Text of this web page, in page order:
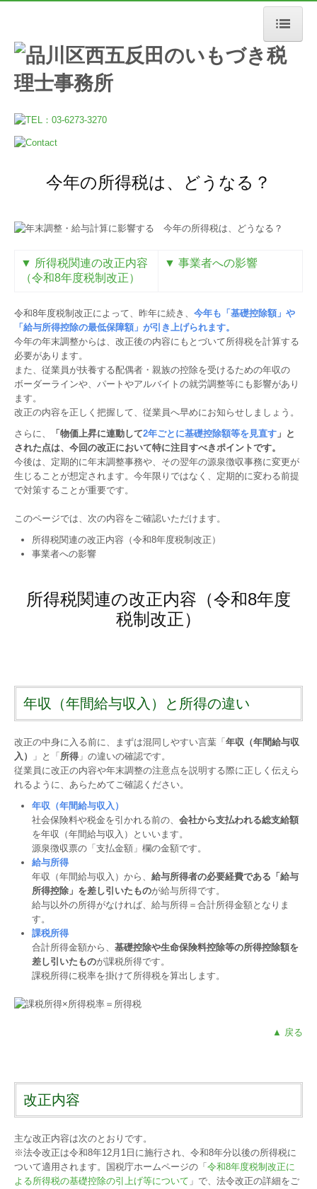
ホーム
事務所について
いもづきの想い
当事務所の強み
お客様紹介
採用情報
今年の所得税は、どうなる？
▼ 所得税関連の改正内容
（令和8年度税制改正）
▼ 事業者への影響
令和8年度税制改正によって、昨年に続き、 今年も「基礎控除額」や
「給与所得控除の最低保障額」が引き上げられます。
今年の年末調整からは、改正後の内容にもとづいて所得税を計算する
必要があります。
また、従業員が扶養する配偶者・親族の控除を受けるための年収の
ボーダーラインや、パートやアルバイトの就労調整等にも影響があり
ます。
改正の内容を正しく把握して、従業員へ早めにお知らせしましょう。
さらに、
「物価上昇に連動して2年ごとに基礎控除額等を見直す 」と
された点は、今回の改正において特に注目すべきポイントです。
今後は、定期的に年末調整事務や、その翌年の源泉徴収事務に変更が
生じることが想定されます。今年限りではなく、定期的に変わる前提
で対策することが重要です。
このページでは、次の内容をご確認いただけます。
所得税関連の改正内容（令和8年度税制改正）
事業者への影響
所得税関連の改正内容（令和8年度
税制改正）
年収（年間給与収入）と所得の違い
改正の中身に入る前に、まずは混同しやすい言葉「年収（年間給与収
入）
」と「所得 」の違いの確認です。
従業員に改正の内容や年末調整の注意点を説明する際に正しく伝えら
れるように、あらためてご確認ください。
年収（年間給与収入）
社会保険料や税金を引かれる前の、 会社から支払われる総支給額
を年収（年間給与収入）といいます。
源泉徴収票の「支払金額」欄の金額です。
給与所得
年収（年間給与収入）から、 給与所得者の必要経費である「給与
所得控除」を差し引いたものが給与所得です。
給与以外の所得がなければ、給与所得＝合計所得金額となりま
す。
課税所得
合計所得金額から、 基礎控除や生命保険料控除等の所得控除額を
差し引いたものが課税所得です。
課税所得に税率を掛けて所得税を算出します。
▲ 戻る
改正内容
主な改正内容は次のとおりです。
※法令改正は令和8年12月1日に施行され、令和8年分以後の所得税に
ついて適用されます。国税庁ホームページの「 令和8年度税制改正に
よる所得税の基礎控除の引上げ等について 」で、法令改正の詳細をご